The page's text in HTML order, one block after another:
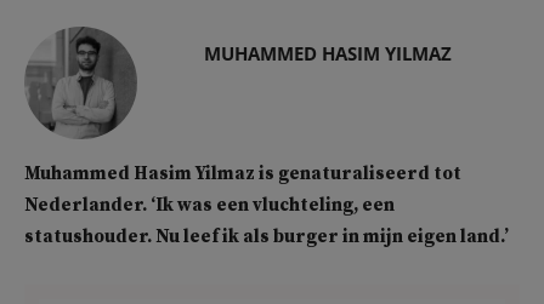
MUHAMMED HASIM YILMAZ
Muhammed Hasim Yilmaz is genaturaliseerd tot
Nederlander. ‘Ik was een vluchteling, een
statushouder. Nu leef ik als burger in mijn eigen land.’